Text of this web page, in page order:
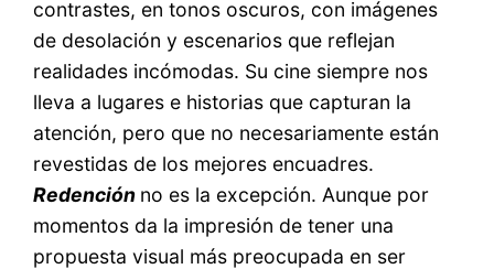
contrastes, en tonos oscuros, con imágenes
de desolación y escenarios que reflejan
realidades incómodas. Su cine siempre nos
lleva a lugares e historias que capturan la
atención, pero que no necesariamente están
revestidas de los mejores encuadres.
Redención no es la excepción. Aunque por
momentos da la impresión de tener una
propuesta visual más preocupada en ser